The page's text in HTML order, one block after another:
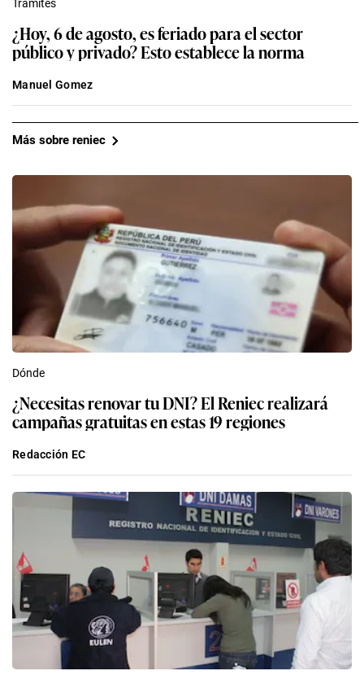
Abelardo de la Espriella EN VIVO: últimas
noticias de la ceremonia de investidura del nuevo
En Vivo US
¿A qué hora juega y qué canal transmite Cruz
Azul vs. Philadelphia Unión EN VIVO hoy por la
Leagues Cup 2026?